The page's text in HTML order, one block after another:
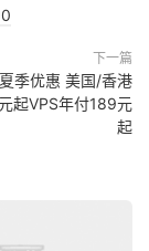
下一篇
季优惠 美国/香港
起VPS年付189元
起